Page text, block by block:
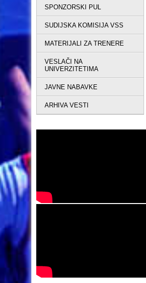
SPONZORSKI PUL
SUDIJSKA KOMISIJA VSS
MATERIJALI ZA TRENERE
VESLAČI NA
UNIVERZITETIMA
JAVNE NABAVKE
ARHIVA VESTI